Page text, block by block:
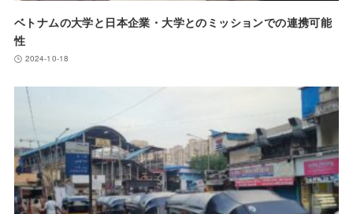
ベトナムの大学と日本企業・大学とのミッションでの連携可能
性
2024-10-18